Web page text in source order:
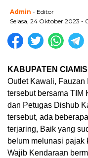
Admin - Editor
Selasa, 24 Oktober 2023 -
KABUPATEN CIAMIS
Outlet Kawali,
tersebut bersama TIM
dan Petugas Dishub
tersebut, ada
terjaring, Baik yang
belum melunasi pajak
Wajib Kendaraan